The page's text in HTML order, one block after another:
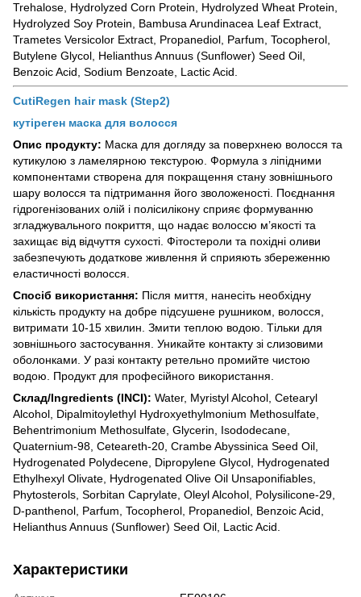
Trehalose, Hydrolyzed Corn Protein, Hydrolyzed Wheat Protein,
Hydrolyzed Soy Protein, Bambusa Arundinacea Leaf Extract,
Trametes Versicolor Extract, Propanediol, Parfum, Tocopherol,
Butylene Glycol, Helianthus Annuus (Sunflower) Seed Oil,
Benzoic Acid, Sodium Benzoate, Lactic Acid.
CutiRegen hair mask (Step2)
кутіреген маска для волосся
Опис продукту: Маска для догляду за поверхнею волосся та
кутикулою з ламелярною текстурою. Формула з ліпідними
компонентами створена для покращення стану зовнішнього
шару волосся та підтримання його зволоженості. Поєднання
гідрогенізованих олій і полісилікону сприяє формуванню
згладжувального покриття, що надає волоссю м’якості та
захищає від відчуття сухості. Фітостероли та похідні оливи
забезпечують додаткове живлення й сприяють збереженню
еластичності волосся.
Спосіб використання: Після миття, нанесіть необхідну
кількість продукту на добре підсушене рушником, волосся,
витримати 10-15 хвилин. Змити теплою водою. Тільки для
зовнішнього застосування. Уникайте контакту зі слизовими
оболонками. У разі контакту ретельно промийте чистою
водою. Продукт для професійного використання.
Склад/Ingredients (INCI): Water, Myristyl Alcohol, Cetearyl
Alcohol, Dipalmitoylethyl Hydroxyethylmonium Methosulfate,
Behentrimonium Methosulfate, Glycerin, Isododecane,
Quaternium-98, Ceteareth-20, Crambe Abyssinica Seed Oil,
Hydrogenated Polydecene, Dipropylene Glycol, Hydrogenated
Ethylhexyl Olivate, Hydrogenated Olive Oil Unsaponifiables,
Phytosterols, Sorbitan Caprylate, Oleyl Alcohol, Polysilicone-29,
D-panthenol, Parfum, Tocopherol, Propanediol, Benzoic Acid,
Helianthus Annuus (Sunflower) Seed Oil, Lactic Acid.
Характеристики